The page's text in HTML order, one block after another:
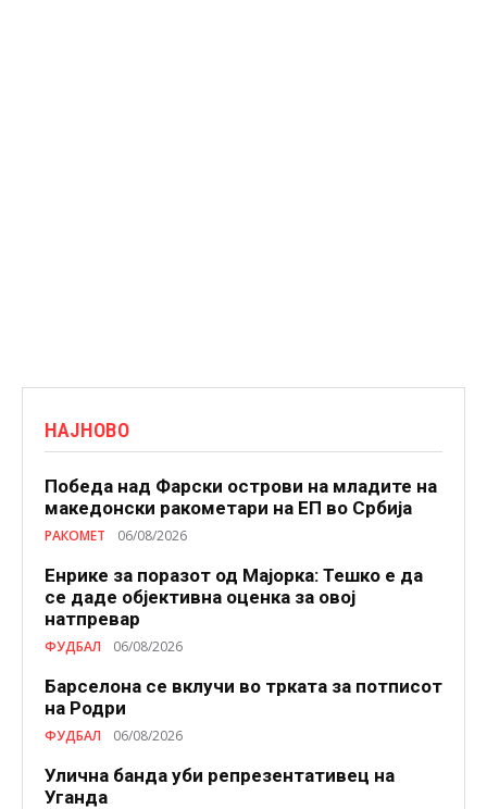
НАЈНОВО
Победа над Фарски острови на младите на
македонски ракометари на ЕП во Србија
РАКОМЕТ 06/08/2026
Енрике за поразот од Мајорка: Тешко е да
се даде објективна оценка за овој
натпревар
ФУДБАЛ 06/08/2026
Барселона се вклучи во трката за потписот
на Родри
ФУДБАЛ 06/08/2026
Улична банда уби репрезентативец на
Уганда